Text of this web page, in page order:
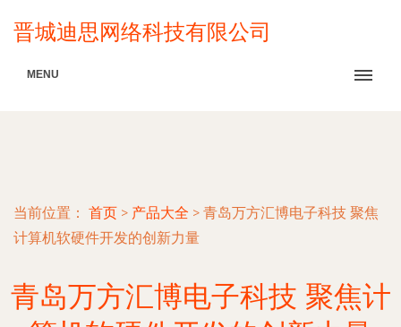
晋城迪思网络科技有限公司
MENU
当前位置： 首页 > 产品大全 > 青岛万方汇博电子科技 聚焦
计算机软硬件开发的创新力量
青岛万方汇博电子科技 聚焦计